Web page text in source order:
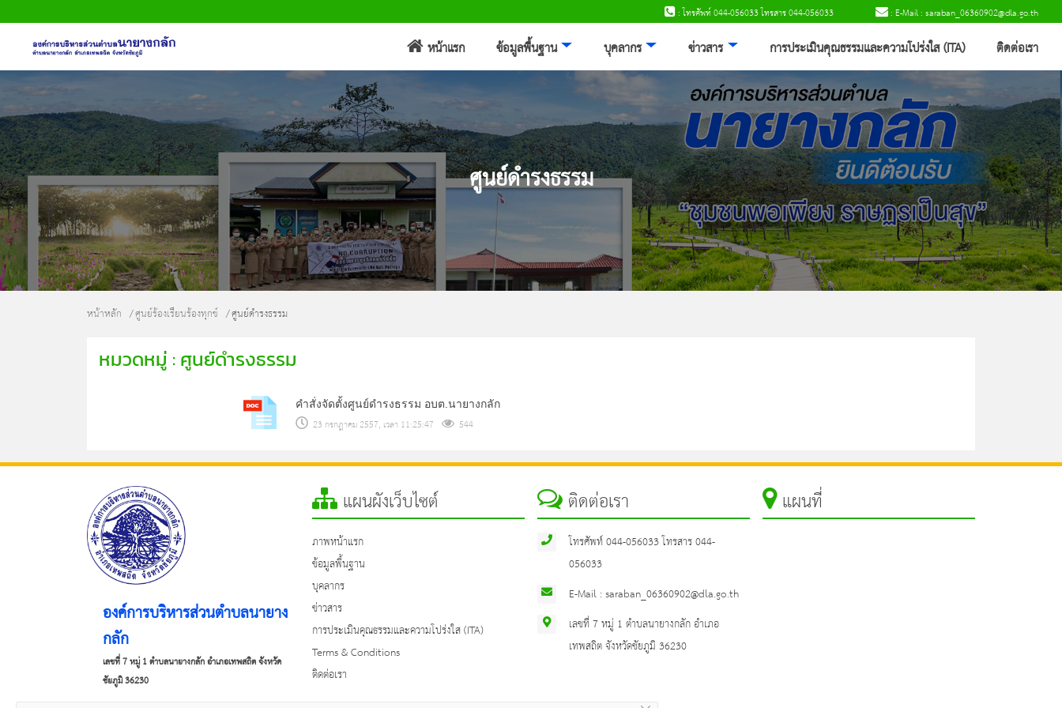
: โทรศัพท์ 044-056033 โทรสาร 044-056033 : E-Mail : saraban_06360902@dla.go.th
หน้าแรก ข้อมูลพื้นฐาน บุคลากร ข่าวสาร การประเมินคุณธรรมและความโปร่งใส (ITA) ติดต่อเรา
หน้าหลัก
ข้อมูลพื้นฐาน
บุคลากร
ข่าวสาร
การประเมินคุณธรรมและความโปร่งใส
ศูนย์ดำรงธรรม
หน้าหลัก ศูนย์ร้องเรียนร้องทุกข์ ศูนย์ดำรงธรรม
หมวดหมู่ : ศูนย์ดำรงธรรม
คำสั่งจัดตั้งศูนย์ดำรงธรรม อบต.นายางกลัก
23 กรกฎาคม 2557, เวลา 11:25:47 544
องค์การบริหารส่วนตำบลนายาง
กลัก
เลขที่ 7 หมู่ 1 ตำบลนายางกลัก อำเภอเทพสถิต จังหวัด
ชัยภูมิ 36230
แผนผังเว็บไซต์
ภาพหน้าแรก
ข้อมูลพื้นฐาน
บุคลากร
ข่าวสาร
การประเมินคุณธรรมและความโปร่งใส (ITA)
Terms & Conditions
ติดต่อเรา
ติดต่อเรา
โทรศัพท์ 044-056033 โทรสาร 044-
056033
E-Mail : saraban_06360902@dla.go.th
เลขที่ 7 หมู่ 1 ตำบลนายางกลัก อำเภอ
เทพสถิต จังหวัดชัยภูมิ 36230
แผนที่